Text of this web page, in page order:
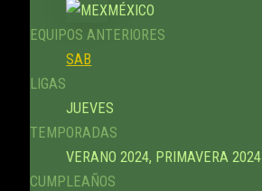
MÉXICO
EQUIPOS ANTERIORES
SAB
LIGAS
JUEVES
TEMPORADAS
VERANO 2024, PRIMAVERA 2024
CUMPLEAÑOS